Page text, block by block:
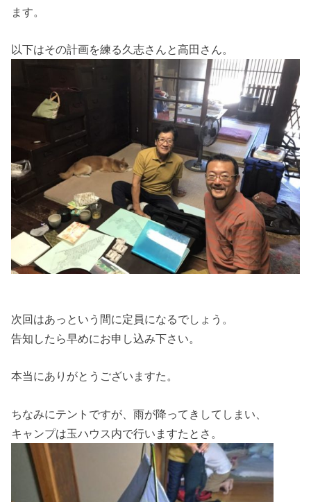
ます。
以下はその計画を練る久志さんと高田さん。
次回はあっという間に定員になるでしょう。
告知したら早めにお申し込み下さい。
本当にありがとうございますた。
ちなみにテントですが、雨が降ってきしてしまい、
キャンプは玉ハウス内で行いますたとさ。